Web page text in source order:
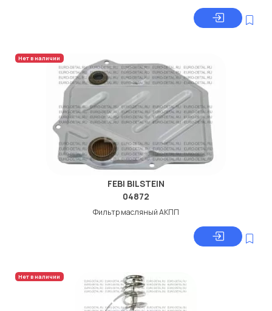
Нет в наличии
FEBI BILSTEIN
04872
Фильтр масляный АКПП
Нет в наличии